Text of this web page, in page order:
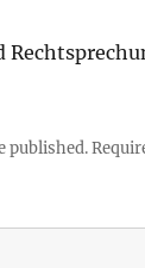
published.